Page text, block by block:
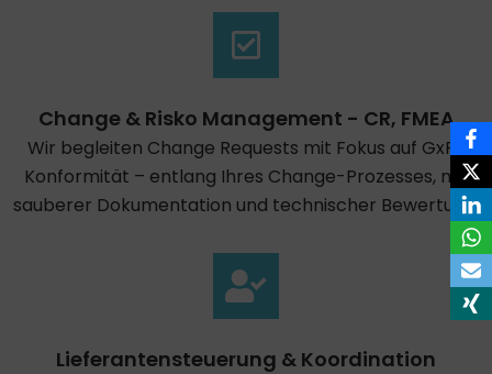
Change & Risko Management - CR, FMEA
Wir begleiten Change Requests mit Fokus auf GxP-
Konformität – entlang Ihres Change-Prozesses, mit
sauberer Dokumentation und technischer Bewertung.
Lieferantensteuerung & Koordination